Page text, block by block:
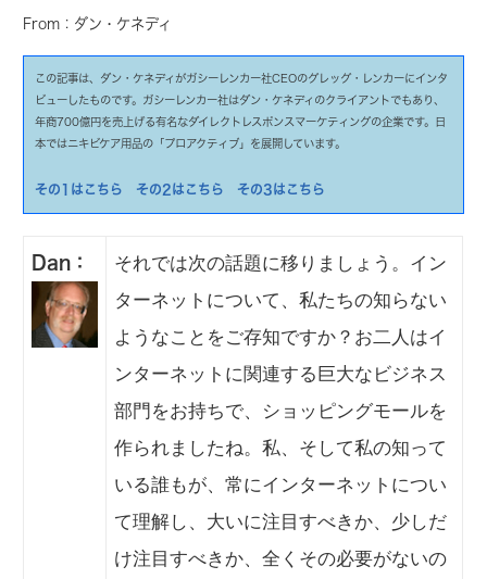
From：ダン・ケネディ
この記事は、ダン・ケネディがガシーレンカー社CEOのグレッグ・レンカーにインタ
ビューしたものです。ガシーレンカー社はダン・ケネディのクライアントでもあり、
年商700億円を売上げる有名なダイレクトレスポンスマーケティングの企業です。日
本ではニキビケア用品の「プロアクティブ」を展開しています。
その1はこちら その2はこちら その3はこちら
Dan：
それでは次の話題に移りましょう。イン
ターネットについて、私たちの知らない
ようなことをご存知ですか？お二人はイ
ンターネットに関連する巨大なビジネス
部門をお持ちで、ショッピングモールを
作られましたね。私、そして私の知って
いる誰もが、常にインターネットについ
て理解し、大いに注目すべきか、少しだ
け注目すべきか、全くその必要がないの